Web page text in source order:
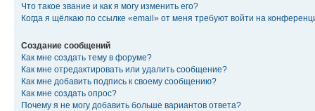
Что такое звание и как я могу изменить его?
Когда я щёлкаю по ссылке «email» от меня требуют войти на
Создание сообщений
Как мне создать тему в форуме?
Как мне отредактировать или удалить сообщение?
Как мне добавить подпись к своему сообщению?
Как мне создать опрос?
Почему я не могу добавить больше вариантов ответа?